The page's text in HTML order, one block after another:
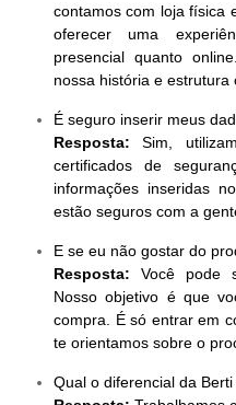
contamos com loja física
oferecer uma
presencial quanto
nossa história e estrutura
É seguro inserir meus
Resposta: Sim,
certificados de
informações inseridas
estão seguros com a
E se eu não gostar do
Resposta: Você pode
Nosso objetivo é que
compra. É só entrar em
te orientamos sobre o
Qual o diferencial da